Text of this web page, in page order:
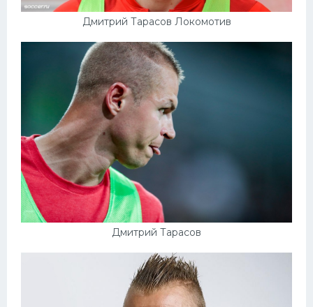
Дмитрий Тарасов Локомотив
Дмитрий Тарасов